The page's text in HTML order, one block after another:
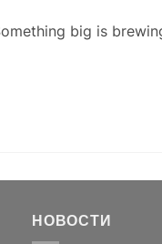
big is
НОВОСТИ